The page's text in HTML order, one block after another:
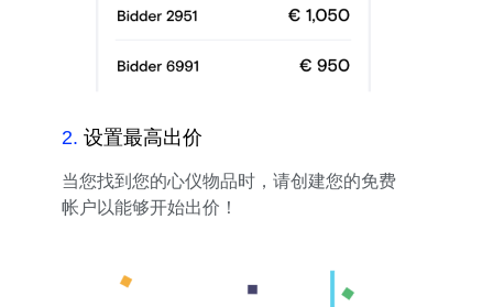
2. 设置最高出价
当您找到您的心仪物品时，请创建您的免费
帐户以能够开始出价！